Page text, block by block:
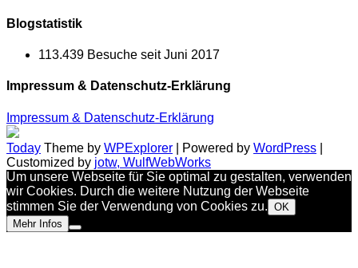
Blogstatistik
113.439 Besuche seit Juni 2017
Impressum & Datenschutz-Erklärung
Impressum & Datenschutz-Erklärung
Today Theme by WPExplorer | Powered by WordPress
Customized by jotw, WulfWebWorks
Um unsere Webseite für Sie optimal zu gestalten, verwenden
wir Cookies. Durch die weitere Nutzung der Webseite
stimmen Sie der Verwendung von Cookies zu. OK
Mehr Infos